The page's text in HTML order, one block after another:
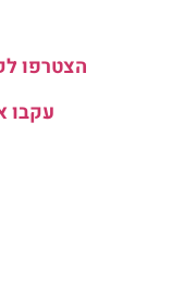
הצטרפו
עקבו